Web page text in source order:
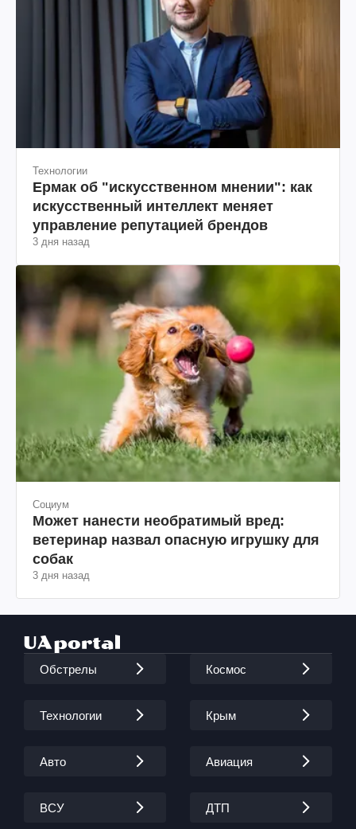
Технологии
Ермак об "искусственном мнении": как
искусственный интеллект меняет
управление репутацией брендов
3 дня назад
Социум
Может нанести необратимый вред:
ветеринар назвал опасную игрушку для
собак
3 дня назад
Обстрелы Космос
Технологии Крым
Авто Авиация
ВСУ ДТП